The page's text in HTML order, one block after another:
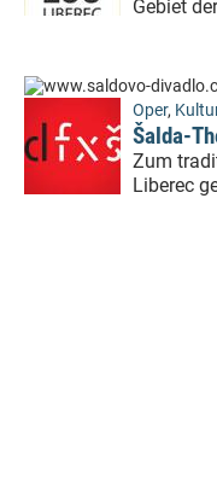
Gebiet
Oper,
Šalda-
Zum
Liberec